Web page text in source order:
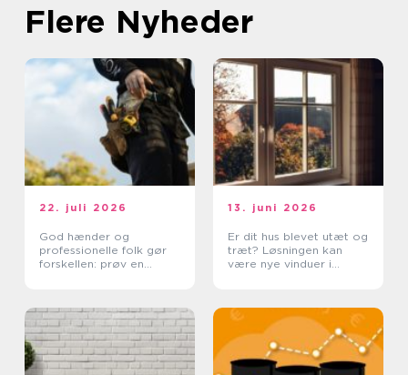
Flere Nyheder
22. juli 2026
God hænder og
professionelle folk gør
forskellen: prøv en
13. juni 2026
Er dit hus blevet utæt og
træt? Løsningen kan
være nye vinduer i